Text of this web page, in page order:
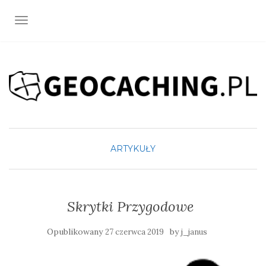
TOGGLE NAVIGATION
ARTYKUŁY
Skrytki Przygodowe
Opublikowany27 czerwca 2019 byj_janus